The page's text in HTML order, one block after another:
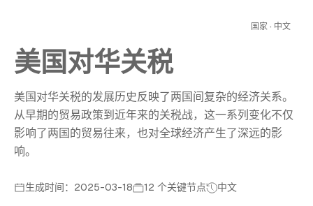
国家 · 中文
美国对华关税
美国对华关税的发展历史反映了两国间复杂的经济关系。
从早期的贸易政策到近年来的关税战，这一系列变化不仅
影响了两国的贸易往来，也对全球经济产生了深远的影
响。
生成时间：2025-03-18 12 个关键节点 中文